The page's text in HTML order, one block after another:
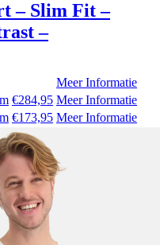
– Slim Fit –
–
Meer Informatie
€284,95 Meer Informatie
€173,95 Meer Informatie